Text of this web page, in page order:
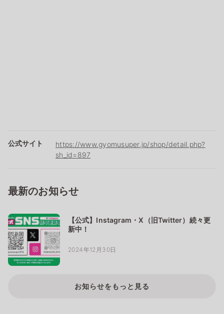
公式サイト
https://www.gyomusuper.jp/shop/detail.php?
sh_id=897
最新のお知らせ
【公式】Instagram・X（旧Twitter）続々更
新中！
2024年12月30日
お知らせをもっと見る